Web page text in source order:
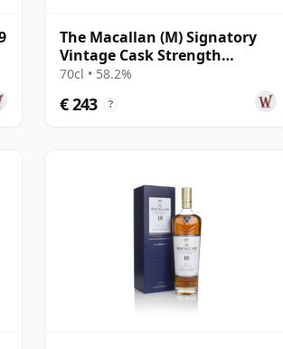
The Macallan (M) Signatory
Vintage Cask Strength
Collection Sin 2005 17 jaar
70cl • 58.2%
€ 243 ?